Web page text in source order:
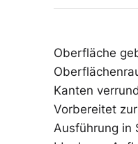
Gehörschutz
Oberfläche
Kanten
Vorbereitet
Ausführung in